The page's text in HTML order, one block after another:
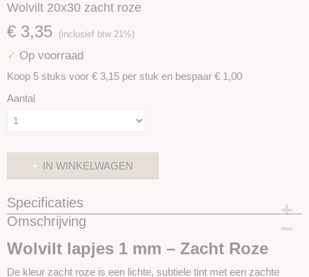
Wolvilt 20x30 zacht roze
€ 3,35 (inclusief btw 21%)
✓ Op voorraad
Koop 5 stuks voor € 3,15 per stuk en bespaar € 1,00
Aantal
IN WINKELWAGEN
Specificaties
Productcode
Omschrijving
Wolvilt lapjes 1 mm – Zacht Roze
De kleur zacht roze is een lichte, subtiele tint met een zachte